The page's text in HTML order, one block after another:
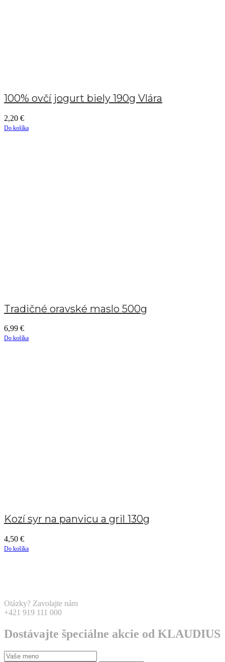
100% ovčí jogurt biely 190g Vlára
2,20 €
Do košíka
Tradičné oravské maslo 500g
6,99 €
Do košíka
Kozí syr na panvicu a gril 130g
4,50 €
Do košíka
Otázky? Zavolajte nám
+421 919 111 000
Dostávajte špeciálne akcie od KLAUDIUS